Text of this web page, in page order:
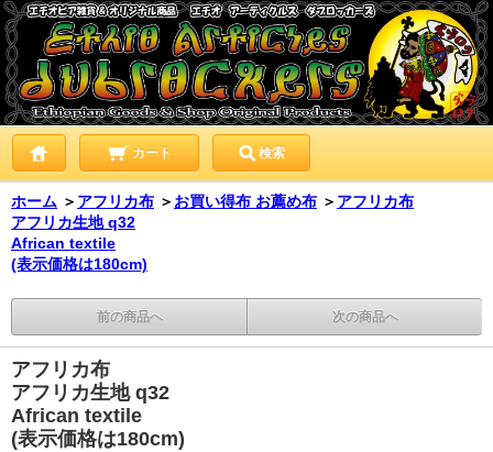
カート 検索
ホーム ＞ アフリカ布 ＞ お買い得布 お薦め布 ＞ アフリカ布
アフリカ生地 q32
African textile
(表示価格は180cm)
前の商品へ 次の商品へ
アフリカ布
アフリカ生地 q32
African textile
(表示価格は180cm)